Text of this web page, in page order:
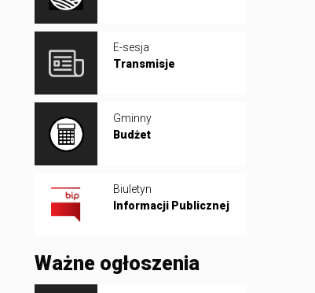
E-sesja
Transmisje
Gminny
Budżet
Biuletyn
Informacji Publicznej
Ważne ogłoszenia